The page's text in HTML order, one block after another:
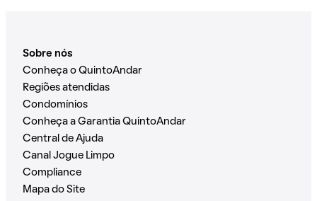
Sobre nós
Conheça o QuintoAndar
Regiões atendidas
Condomínios
Conheça a Garantia QuintoAndar
Central de Ajuda
Canal Jogue Limpo
Compliance
Mapa do Site